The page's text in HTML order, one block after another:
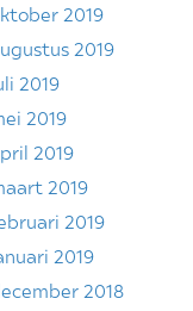
2019
2019
2019
2019
2019
2019
2019
2019
2018